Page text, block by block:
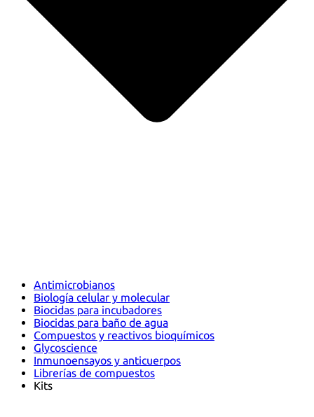
Antimicrobianos
Biología celular y molecular
Biocidas para incubadores
Biocidas para baño de agua
Compuestos y reactivos bioquímicos
Glycoscience
Inmunoensayos y anticuerpos
Librerías de compuestos
Kits